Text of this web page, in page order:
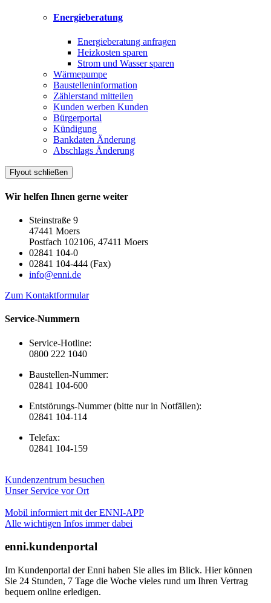
Energieberatung
Energieberatung anfragen
Heizkosten sparen
Strom und Wasser sparen
Wärmepumpe
Baustelleninformation
Zählerstand mitteilen
Kunden werben Kunden
Bürgerportal
Kündigung
Bankdaten Änderung
Abschlags Änderung
Flyout schließen
Wir helfen Ihnen gerne weiter
Steinstraße 9
47441 Moers
Postfach 102106, 47411 Moers
02841 104-0
02841 104-444 (Fax)
info@enni.de
Zum Kontaktformular
Service-Nummern
Service-Hotline:
0800 222 1040
Baustellen-Nummer:
02841 104-600
Entstörungs-Nummer (bitte nur in Notfällen):
02841 104-114
Telefax:
02841 104-159
Kundenzentrum besuchen
Unser Service vor Ort
Mobil informiert mit der ENNI-APP
Alle wichtigen Infos immer dabei
enni.kundenportal
Im Kundenportal der Enni haben Sie alles im Blick. Hier können
Sie 24 Stunden, 7 Tage die Woche vieles rund um Ihren Vertrag
bequem online erledigen.